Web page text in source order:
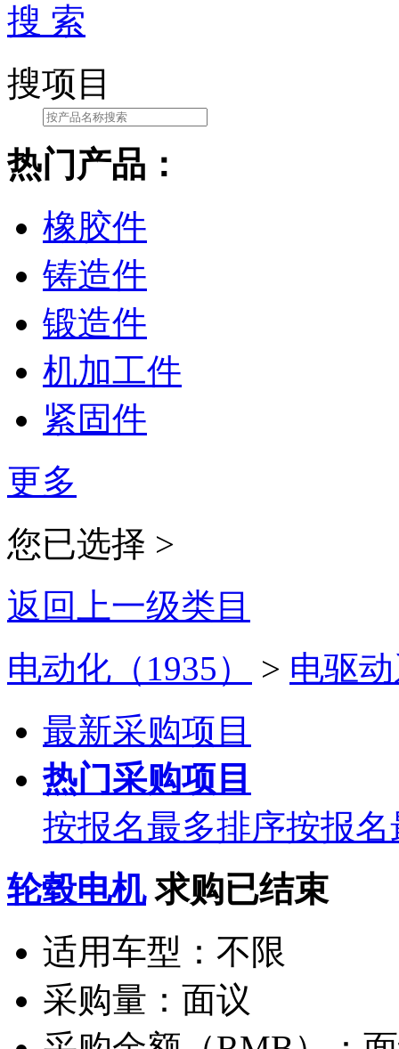
搜 索
搜项目
热门产品：
橡胶件
铸造件
锻造件
机加工件
紧固件
更多
您已选择 >
返回上一级类目
电动化（1935）
> 电驱
最新采购项目
热门采购项目
按报名最多排序按报
轮毂电机 求购已结束
适用车型： 不限
采购量： 面议